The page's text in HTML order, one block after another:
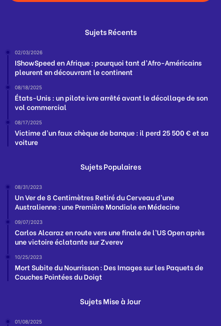
Sujets Récents
02/03/2026
IShowSpeed en Afrique : pourquoi tant d’Afro-Américains
pleurent en découvrant le continent
08/18/2025
États-Unis : un pilote ivre arrêté avant le décollage de son
vol commercial
08/17/2025
Victime d’un faux chèque de banque : il perd 25 500 € et sa
voiture
Sujets Populaires
08/31/2023
Un Ver de 8 Centimètres Retiré du Cerveau d’une
Australienne : une Première Mondiale en Médecine
09/07/2023
Carlos Alcaraz en route vers une finale de l’US Open après
une victoire éclatante sur Zverev
10/25/2023
Mort Subite du Nourrisson : Des Images sur les Paquets de
Couches Pointées du Doigt
Sujets Mise à Jour
01/08/2025